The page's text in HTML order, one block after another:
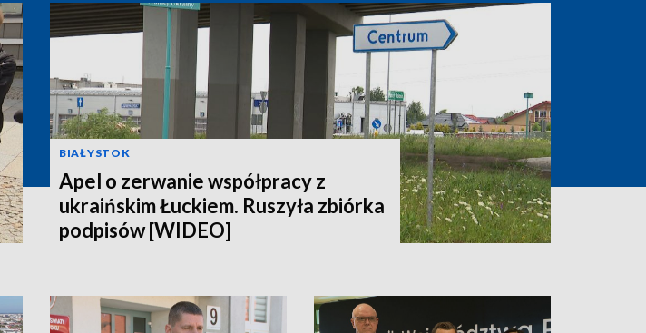
BIAŁYSTOK
Apel o zerwanie współpracy z
ukraińskim Łuckiem. Ruszyła zbiórka
podpisów [WIDEO]